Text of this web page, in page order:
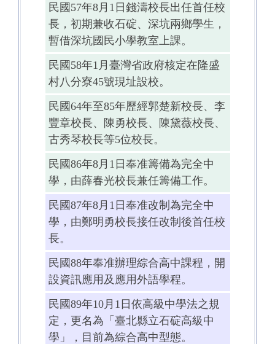
交通指引
民國 57年8月 1 日錢濤校長出任首任校
長，初期兼收石碇、深坑兩鄉學生，
暫借深坑國民小學教室上課。
民國 58年1 月臺灣省政府核定在隆盛
村八分寮45號現址設校。
民國64年至85年歷經郭楚新校長、李
豐章校長、陳勇校長、陳黛薇校長、
古秀琴校長等5位校長。
民國86年8月 1 日奉准籌備為完全中
學，由薛春光校長兼任籌備工作。
民國87年8月 1 日奉准改制為完全中
學，由鄭明勇校長接任改制後首任校
長。
民國88年奉准辦理綜合高中課程，開
設資訊應用及應用外語學程。
民國89年10月 1 日依高級中學法之規
定，更名為「臺北縣立石碇高級中
學」，目前為綜合高中型態。